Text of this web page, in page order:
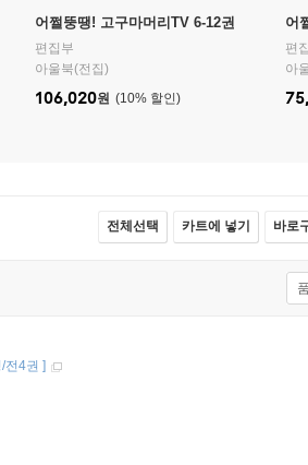
어쩔뚱땡! 고구마머리TV 6-12권
편집부
아울북(전집)
10%
106,020원
어
편
아
전체선택 카트에 넣기 바로
전4권 ]